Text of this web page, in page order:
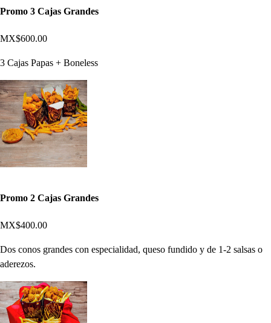
Promo 3 Cajas Grandes
MX$600.00
3 Cajas Papas + Boneless
Promo 2 Cajas Grandes
MX$400.00
Dos conos grandes con especialidad, queso fundido y de 1-2 salsas o
aderezos.